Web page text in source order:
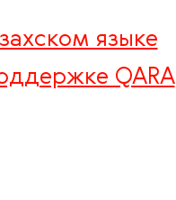
языке
QARA